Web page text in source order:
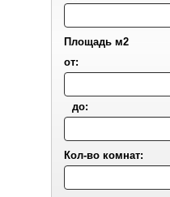
Площадь м2
от:
до:
Кол-во комнат: